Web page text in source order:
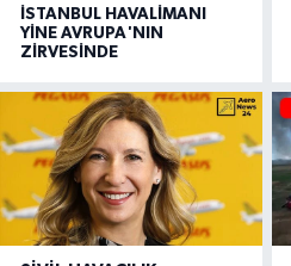
İSTANBUL HAVALİMANI
YİNE AVRUPA'NIN
ZİRVESİNDE